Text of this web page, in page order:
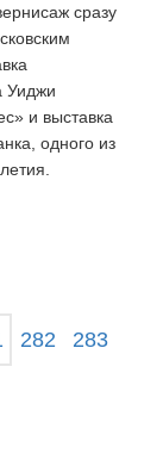
сразу
Уиджи
и выставка
одного из
282 283